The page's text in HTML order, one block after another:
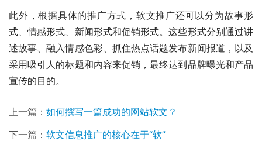
此外，根据具体的推广方式，软文推广还可以分为故事形
式、情感形式、新闻形式和促销形式。这些形式分别通过讲
述故事、融入情感色彩、抓住热点话题发布新闻报道，以及
采用吸引人的标题和内容来促销，最终达到品牌曝光和产品
宣传的目的。
上一篇： 如何撰写一篇成功的网站软文？
下一篇： 软文信息推广的核心在于“软”